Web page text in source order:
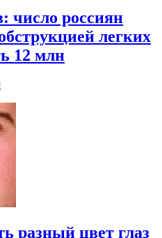
число россиян
легких
12 млн
разный цвет глаз